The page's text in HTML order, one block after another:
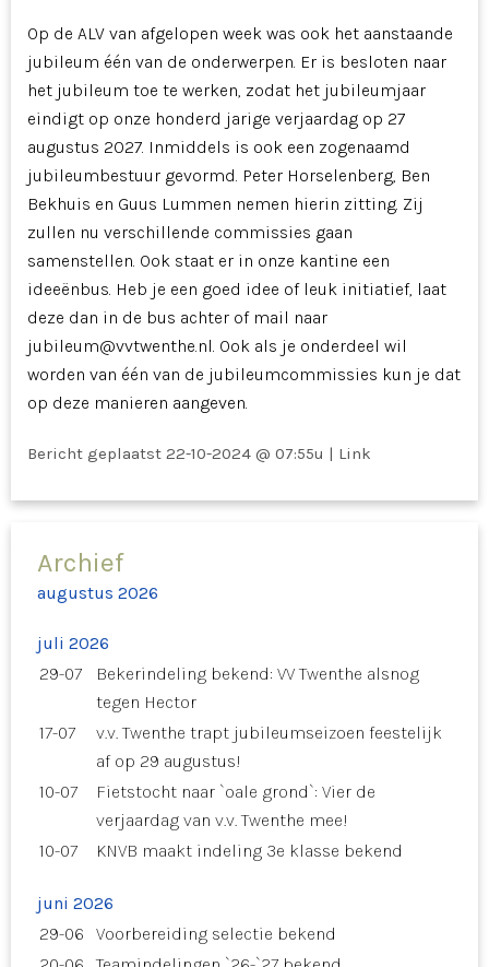
Op de ALV van afgelopen week was ook het aanstaande
jubileum één van de onderwerpen. Er is besloten naar
het jubileum toe te werken, zodat het jubileumjaar
eindigt op onze honderd jarige verjaardag op 27
augustus 2027. Inmiddels is ook een zogenaamd
jubileumbestuur gevormd. Peter Horselenberg, Ben
Bekhuis en Guus Lummen nemen hierin zitting. Zij
zullen nu verschillende commissies gaan
samenstellen. Ook staat er in onze kantine een
ideeënbus. Heb je een goed idee of leuk initiatief, laat
deze dan in de bus achter of mail naar
jubileum@vvtwenthe.nl. Ook als je onderdeel wil
worden van één van de jubileumcommissies kun je dat
op deze manieren aangeven.
Bericht geplaatst 22-10-2024 @ 07:55u | Link
Archief
augustus 2026
juli 2026
29-07
Bekerindeling bekend: VV Twenthe alsnog
tegen Hector
17-07
v.v. Twenthe trapt jubileumseizoen feestelijk
af op 29 augustus!
10-07
Fietstocht naar `oale grond`: Vier de
verjaardag van v.v. Twenthe mee!
10-07
KNVB maakt indeling 3e klasse bekend
juni 2026
29-06
Voorbereiding selectie bekend